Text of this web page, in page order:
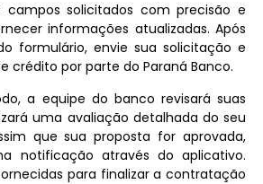
campos solicitados com precisão e
informações atualizadas. Após
formulário, envie sua solicitação e
crédito por parte do Paraná Banco.
a equipe do banco revisará suas
uma avaliação detalhada do seu
que sua proposta for aprovada,
notificação através do aplicativo.
para finalizar a contratação